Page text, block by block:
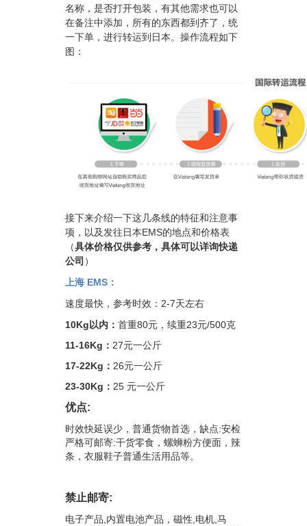
名称，是否打开包装，有其他需求也可以
在备注中添加，所有的东西都到齐了，统
一下单，进行转运到日本。操作流程如下
图：
接下来介绍一下这几条线的特征和注意事
项，以及发往日本EMS的地点和价格表
（具体价格仅供参考，具体可以详询快递
公司 ）
上海 EMS：
速度最快，参考时效：2-7天左右
10Kg以内： 首重80元，续重23元/500克
11-16Kg： 27元一公斤
17-22Kg： 26元一公斤
23-30Kg： 25 元一公斤
优点:
时效快延误少，普通货物首选，缺点:安检
严格可邮寄:干货零食，螺蛳粉方便面，辣
条，衣服鞋子普通生活用品等。
禁止邮寄:
电子产品,内置电池产品，磁性,电机,马